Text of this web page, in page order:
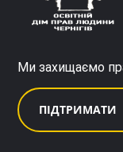
Ми захищаємо
ПІДТРИМАТИ